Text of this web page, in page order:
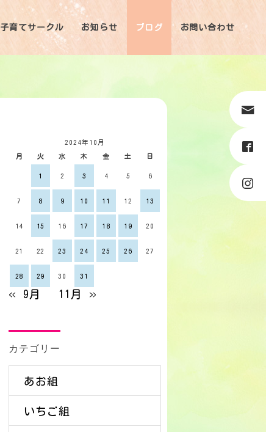
子育てサークル お知らせ ブログ お問い合わせ
2024年10月
月 火 水 木 金 土 日
1 2 3 4 5 6
7 8 9 10 11 12 13
14 15 16 17 18 19 20
21 22 23 24 25 26 27
28 29 30 31
« 9月 11月 »
カテゴリー
あお組
いちご組